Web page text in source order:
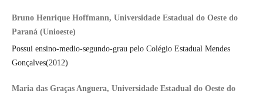
Bruno Henrique Hoffmann, Universidade Estadual do Oeste do
Paraná (Unioeste)
Possui ensino-medio-segundo-grau pelo Colégio Estadual Mendes
Gonçalves(2012)
Maria das Graças Anguera, Universidade Estadual do Oeste do